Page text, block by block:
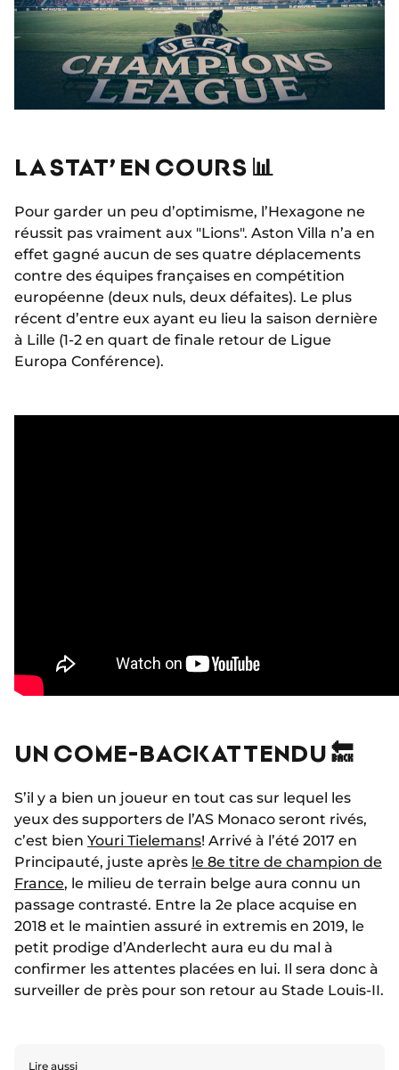
LA STAT’ EN COURS 📊
Pour garder un peu d’optimisme, l’Hexagone ne
réussit pas vraiment aux "Lions". Aston Villa n’a en
effet gagné aucun de ses quatre déplacements
contre des équipes françaises en compétition
européenne (deux nuls, deux défaites). Le plus
récent d’entre eux ayant eu lieu la saison dernière
à Lille (1-2 en quart de finale retour de Ligue
Europa Conférence).
UN COME-BACK ATTENDU 🔙
S’il y a bien un joueur en tout cas sur lequel les
yeux des supporters de l’AS Monaco seront rivés,
c’est bien Youri Tielemans! Arrivé à l’été 2017 en
Principauté, juste après le 8e titre de champion de
France, le milieu de terrain belge aura connu un
passage contrasté. Entre la 2e place acquise en
2018 et le maintien assuré in extremis en 2019, le
petit prodige d’Anderlecht aura eu du mal à
confirmer les attentes placées en lui. Il sera donc à
surveiller de près pour son retour au Stade Louis-II.
Lire aussi